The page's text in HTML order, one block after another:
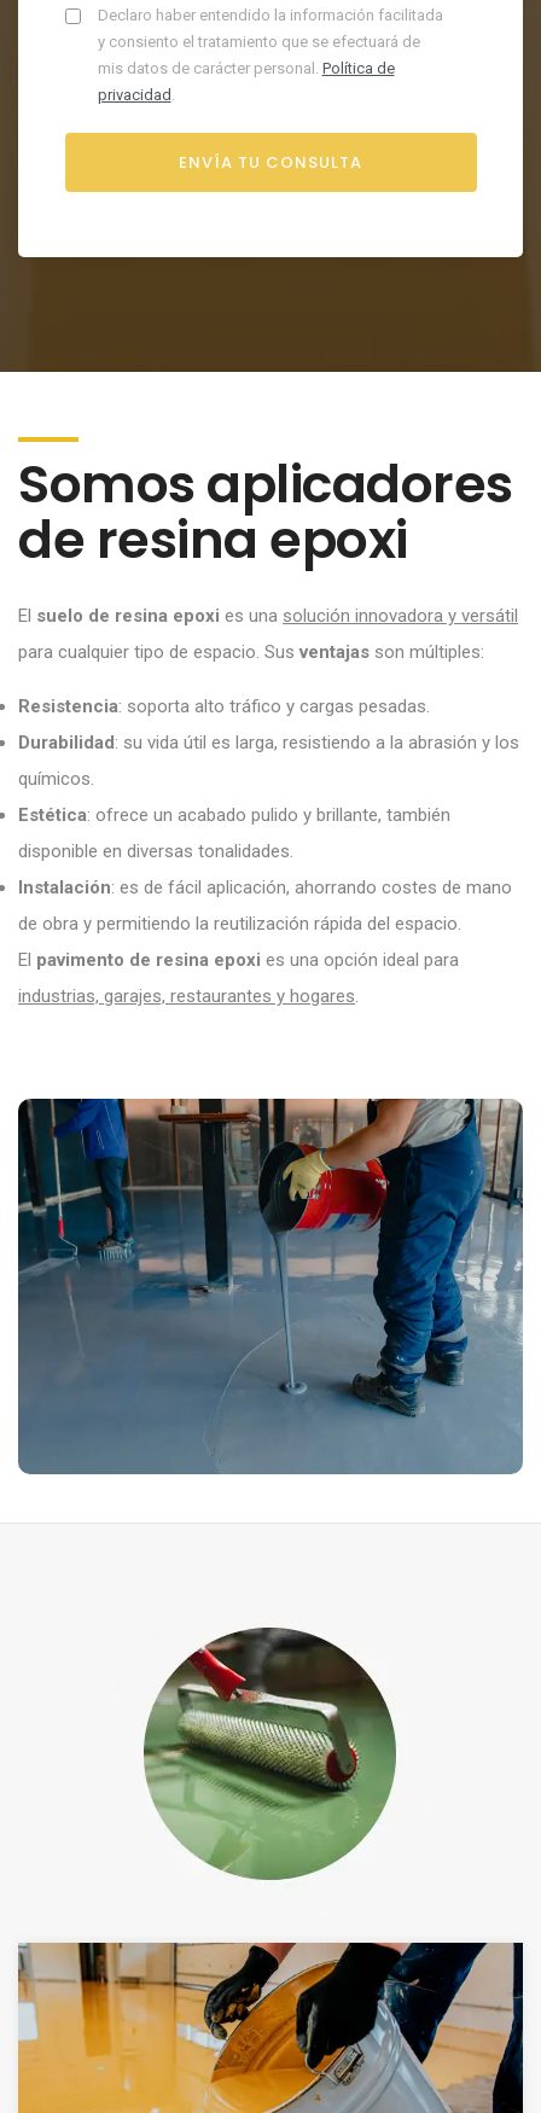
Declaro haber entendido la información facilitada
y consiento el tratamiento que se efectuará de
mis datos de carácter personal. Política de
privacidad .
Somos aplicadores
de resina epoxi
El suelo de resina epoxi es una solución innovadora y versátil
para cualquier tipo de espacio. Sus ventajas son múltiples:
Resistencia: soporta alto tráfico y cargas pesadas.
Durabilidad: su vida útil es larga, resistiendo a la abrasión y los
químicos.
Estética: ofrece un acabado pulido y brillante, también
disponible en diversas tonalidades.
Instalación: es de fácil aplicación, ahorrando costes de mano
de obra y permitiendo la reutilización rápida del espacio.
El pavimento de resina epoxi es una opción ideal para
industrias, garajes, restaurantes y hogares.